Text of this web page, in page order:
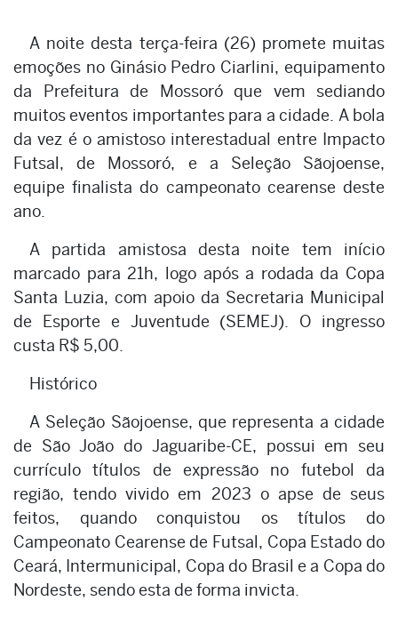
A noite desta terça-feira (26) promete muitas
emoções no Ginásio Pedro Ciarlini, equipamento
da Prefeitura de Mossoró que vem sediando
muitos eventos importantes para a cidade. A bola
da vez é o amistoso interestadual entre Impacto
Futsal, de Mossoró, e a Seleção Sãojoense,
equipe finalista do campeonato cearense deste
ano.
A partida amistosa desta noite tem início
marcado para 21h, logo após a rodada da Copa
Santa Luzia, com apoio da Secretaria Municipal
de Esporte e Juventude (SEMEJ). O ingresso
custa R$ 5,00.
Histórico
A Seleção Sãojoense, que representa a cidade
de São João do Jaguaribe-CE, possui em seu
currículo títulos de expressão no futebol da
região, tendo vivido em 2023 o apse de seus
feitos, quando conquistou os títulos do
Campeonato Cearense de Futsal, Copa Estado do
Ceará, Intermunicipal, Copa do Brasil e a Copa do
Nordeste, sendo esta de forma invicta.